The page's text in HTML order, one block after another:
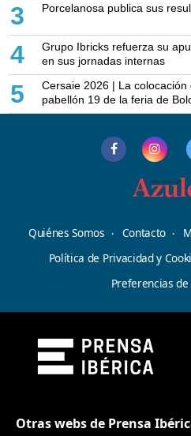
3 Porcelanosa publica sus
4
Grupo Ibricks refuerza su
en sus jornadas internas
5
Cersaie 2026 | La
pabellón 19 de la feria de
Quiénes Somos Contacto
Política de Privacidad y
Preferencias
Otras webs de Prensa